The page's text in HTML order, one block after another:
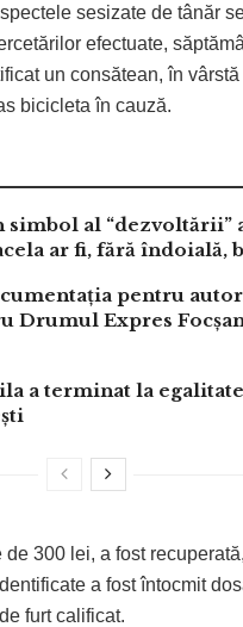
sesizate de tânăr
efectuate,
un consătean, în
bicicleta în cauză.
simbol al “dezvoltării”
ar fi, fără îndoială,
pentru
Drumul Expres
a terminat la
300 lei, a fost
a fost întocmit
furt calificat.